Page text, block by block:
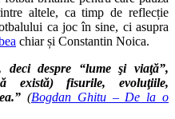
altele, ca timp de reflecție
ca joc în sine, ci asupra
chiar și Constantin Noica.
despre “lume şi viaţă”,
există) fisurile, evoluţiile,
(Bogdan Ghitu – De la o